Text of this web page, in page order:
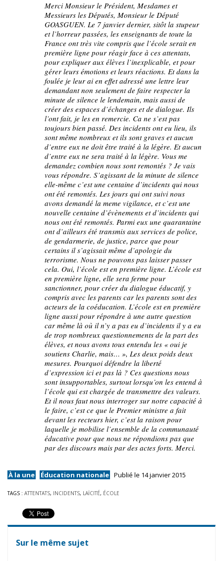
Merci Monsieur le Président, Mesdames et
Messieurs les Députés, Monsieur le Député
GOASGUEN. Le 7 janvier dernier, sitôt la stupeur
et l’horreur passées, les enseignants de toute la
France ont très vite compris que l’école serait en
première ligne pour réagir face à ces attentats,
pour expliquer aux élèves l’inexplicable, et pour
gérer leurs émotions et leurs réactions. Et dans la
foulée je leur ai en effet adressé une lettre leur
demandant non seulement de faire respecter la
minute de silence le lendemain, mais aussi de
créer des espaces d’échanges et de dialogue. Ils
l’ont fait, je les en remercie. Ca ne s’est pas
toujours bien passé. Des incidents ont eu lieu, ils
sont même nombreux et ils sont graves et aucun
d’entre eux ne doit être traité à la légère. Et aucun
d’entre eux ne sera traité à la légère. Vous me
demandez combien nous sont remontés ? Je vais
vous répondre. S’agissant de la minute de silence
elle-même c’est une centaine d’incidents qui nous
ont été remontés. Les jours qui ont suivi nous
avons demandé la meme vigilance, et c’est une
nouvelle centaine d’évènements et d’incidents qui
nous ont été remontés. Parmi eux une quarantaine
ont d’ailleurs été transmis aux services de police,
de gendarmerie, de justice, parce que pour
certains il s’agissait même d’apologie du
terrorisme. Nous ne pouvons pas laisser passer
cela. Oui, l’école est en première ligne. L’école est
en première ligne, elle sera ferme pour
sanctionner, pour créer du dialogue éducatif, y
compris avec les parents car les parents sont des
acteurs de la coéducation. L’école est en première
ligne aussi pour répondre à une autre question
car même là où il n’y a pas eu d’incidents il y a eu
de trop nombreux questionnements de la part des
élèves, et nous avons tous entendu les « oui je
soutiens Charlie, mais… », Les deux poids deux
mesures. Pourquoi défendre la liberté
d’expression ici et pas là ? Ces questions nous
sont insupportables, surtout lorsqu’on les entend à
l’école qui est chargée de transmettre des valeurs.
Et il nous faut nous interroger sur notre capacité à
le faire, c’est ce que le Premier ministre a fait
devant les recteurs hier, c’est la raison pour
laquelle je mobilise l’ensemble de la communauté
éducative pour que nous ne répondions pas que
par des discours mais par des actes forts. Merci.
À la une Éducation nationale Publié le 14 janvier 2015
TAGS : ATTENTATS, INCIDENTS, LAÏCITÉ, ÉCOLE
Sur le même sujet